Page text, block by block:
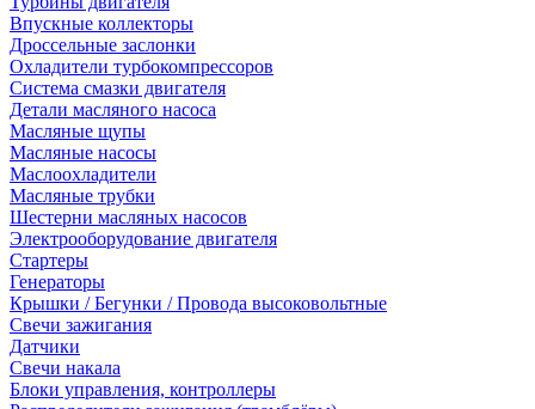
Впускные коллекторы
Дроссельные заслонки
Охладители турбокомпрессоров
Система смазки двигателя
Детали масляного насоса
Масляные щупы
Масляные насосы
Маслоохладители
Масляные трубки
Шестерни масляных насосов
Электрооборудование двигателя
Стартеры
Генераторы
Крышки / Бегунки / Провода высоковольтные
Свечи зажигания
Датчики
Свечи накала
Блоки управления, контроллеры